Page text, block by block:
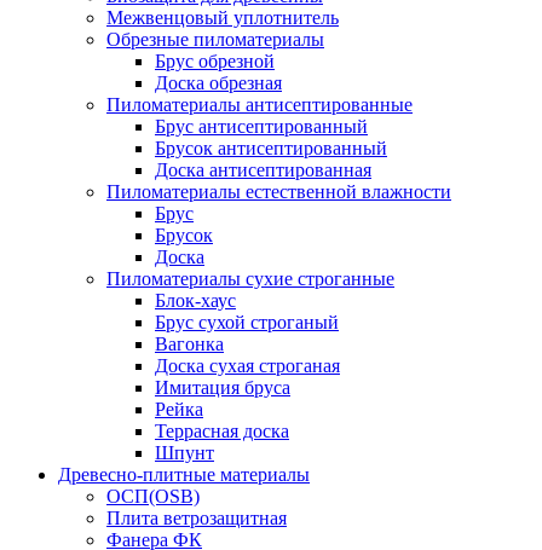
Межвенцовый уплотнитель
Обрезные пиломатериалы
Брус обрезной
Доска обрезная
Пиломатериалы антисептированные
Брус антисептированный
Брусок антисептированный
Доска антисептированная
Пиломатериалы естественной влажности
Брус
Брусок
Доска
Пиломатериалы сухие строганные
Блок-хаус
Брус сухой строганый
Вагонка
Доска сухая строганая
Имитация бруса
Рейка
Террасная доска
Шпунт
Древесно-плитные материалы
ОСП(OSB)
Плита ветрозащитная
Фанера ФК